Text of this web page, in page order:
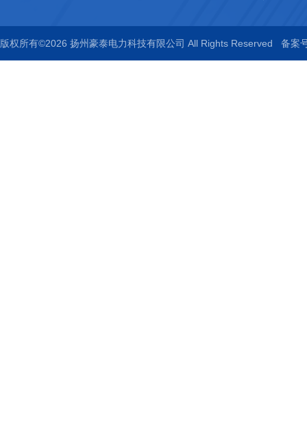
版权所有©2026 扬州豪泰电力科技有限公司 All Rights Reserved 备案